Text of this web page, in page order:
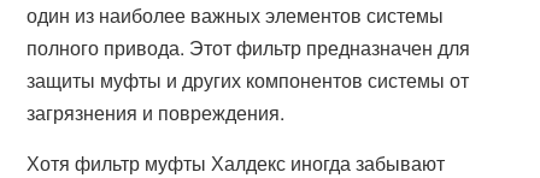
один из наиболее важных элементов системы
полного привода. Этот фильтр предназначен для
защиты муфты и других компонентов системы от
загрязнения и повреждения.
Хотя фильтр муфты Халдекс иногда забывают